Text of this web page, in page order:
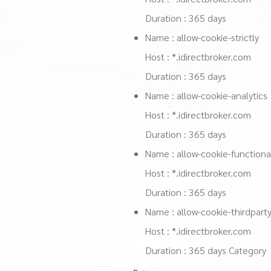
Duration : 365 days
Name : allow-cookie-strictly
Host : *.idirectbroker.com
Duration : 365 days
Name : allow-cookie-analytics
Host : *.idirectbroker.com
Duration : 365 days
Name : allow-cookie-
Host : *.idirectbroker.com
Duration : 365 days
Name : allow-cookie-thirdparty
Host : *.idirectbroker.com
Duration : 365 days Category